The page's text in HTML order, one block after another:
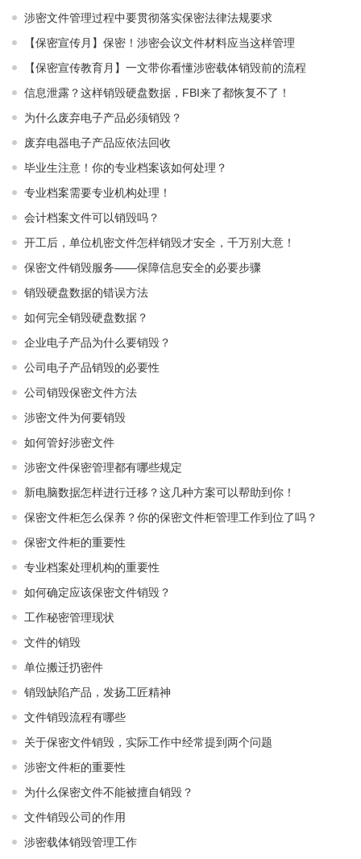
涉密文件管理过程中要贯彻落实保密法律法规要求
【保密宣传月】保密！涉密会议文件材料应当这样管理
【保密宣传教育月】一文带你看懂涉密载体销毁前的流程
信息泄露？这样销毁硬盘数据，FBI来了都恢复不了！
为什么废弃电子产品必须销毁？
废弃电器电子产品应依法回收
毕业生注意！你的专业档案该如何处理？
专业档案需要专业机构处理！
会计档案文件可以销毁吗？
开工后，单位机密文件怎样销毁才安全，千万别大意！
保密文件销毁服务——保障信息安全的必要步骤
销毁硬盘数据的错误方法
如何完全销毁硬盘数据？
企业电子产品为什么要销毁？
公司电子产品销毁的必要性
公司销毁保密文件方法
涉密文件为何要销毁
如何管好涉密文件
涉密文件保密管理都有哪些规定
新电脑数据怎样进行迁移？这几种方案可以帮助到你！
保密文件柜怎么保养？你的保密文件柜管理工作到位了吗？
保密文件柜的重要性
专业档案处理机构的重要性
如何确定应该保密文件销毁？
工作秘密管理现状
文件的销毁
单位搬迁扔密件
销毁缺陷产品，发扬工匠精神
文件销毁流程有哪些
关于保密文件销毁，实际工作中经常提到两个问题
涉密文件柜的重要性
为什么保密文件不能被擅自销毁？
文件销毁公司的作用
涉密载体销毁管理工作